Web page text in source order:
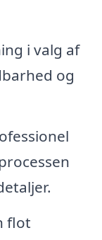
i valg af
og
flot